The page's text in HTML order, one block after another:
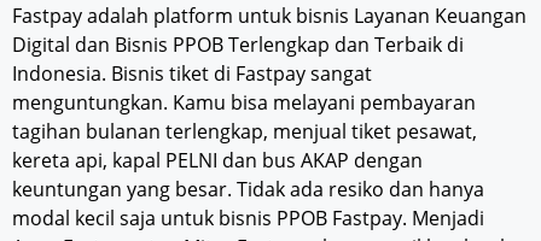
Fastpay adalah platform untuk bisnis Layanan Keuangan
Digital dan Bisnis PPOB Terlengkap dan Terbaik di
Indonesia. Bisnis tiket di Fastpay sangat
menguntungkan. Kamu bisa melayani pembayaran
tagihan bulanan terlengkap, menjual tiket pesawat,
kereta api, kapal PELNI dan bus AKAP dengan
keuntungan yang besar. Tidak ada resiko dan hanya
modal kecil saja untuk bisnis PPOB Fastpay. Menjadi